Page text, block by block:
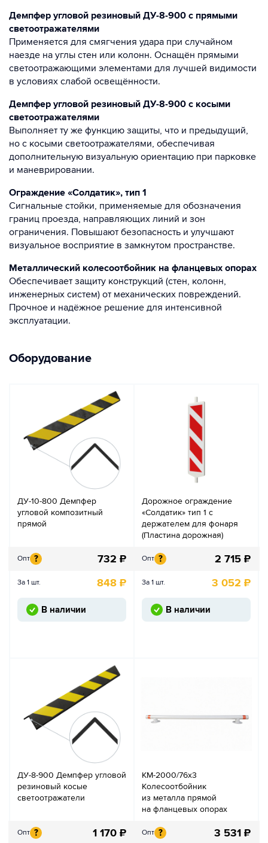
Демпфер угловой резиновый ДУ-8-900 с прямыми
светоотражателями
Применяется для смягчения удара при случайном
наезде на углы стен или колонн. Оснащён прямыми
светоотражающими элементами для лучшей видимости
в условиях слабой освещённости.
Демпфер угловой резиновый ДУ-8-900 с косыми
светоотражателями
Выполняет ту же функцию защиты, что и предыдущий,
но с косыми светоотражателями, обеспечивая
дополнительную визуальную ориентацию при парковке
и маневрировании.
Ограждение «Солдатик», тип 1
Сигнальные стойки, применяемые для обозначения
границ проезда, направляющих линий и зон
ограничения. Повышают безопасность и улучшают
визуальное восприятие в замкнутом пространстве.
Металлический колесоотбойник на фланцевых опорах
Обеспечивает защиту конструкций (стен, колонн,
инженерных систем) от механических повреждений.
Прочное и надёжное решение для интенсивной
эксплуатации.
Оборудование
ДУ-10-800 Демпфер
угловой композитный
прямой
Опт ? 732 ₽
За 1 шт. 848 ₽
В наличии
Дорожное ограждение
«Солдатик» тип 1 с
держателем для фонаря
(Пластина дорожная)
Опт ? 2 715 ₽
За 1 шт. 3 052 ₽
В наличии
ДУ-8-900 Демпфер угловой
резиновый косые
светоотражатели
Опт ? 1 170 ₽
КМ-2000/76х3
Колесоотбойник
из металла прямой
на фланцевых опорах
Опт ? 3 531 ₽